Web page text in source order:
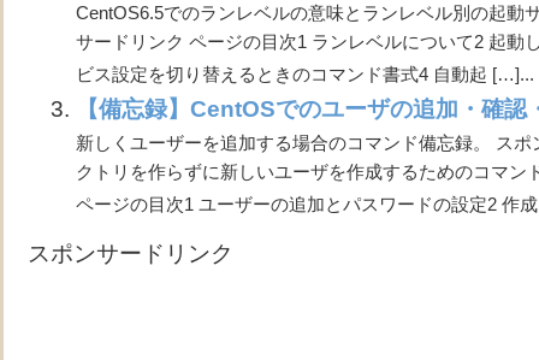
CentOS6.5でのランレベルの意味とランレベル別の起動
サードリンク ページの目次1 ランレベルについて2 起動
ビス設定を切り替えるときのコマンド書式4 自動起 […]...
【備忘録】CentOSでのユーザの追加・確認
新しくユーザーを追加する場合のコマンド備忘録。 ス
クトリを作らずに新しいユーザを作成するためのコマン
ページの目次1 ユーザーの追加とパスワードの設定2 作
スポンサードリンク